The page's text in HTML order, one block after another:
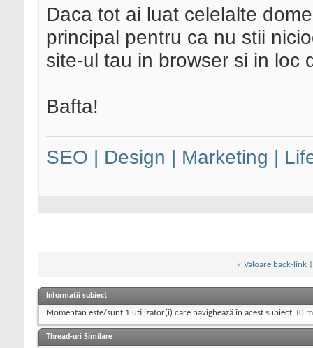
Daca tot ai luat celelalte
principal pentru ca nu stii
site-ul tau in browser si in loc
Bafta!
SEO | Design | Marketing |
« Valoare back-link
Informații subiect
Momentan este/sunt 1 utilizator(i) care navighează în acest subiect. (0
Thread-uri Similare